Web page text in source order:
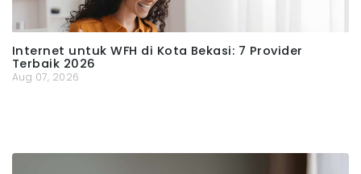
Internet untuk WFH di Kota Bekasi: 7 Provider
Terbaik 2026
Aug 07, 2026